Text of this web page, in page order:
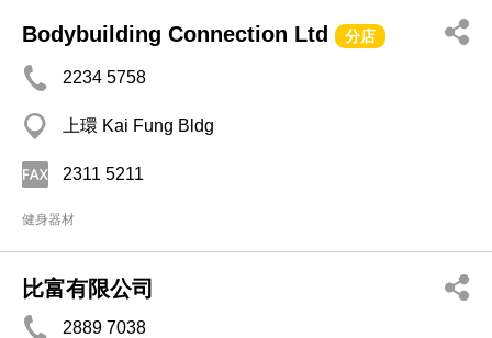
Bodybuilding Connection Ltd 分店
2234 5758
上環 Kai Fung Bldg
2311 5211
健身器材
比富有限公司
2889 7038